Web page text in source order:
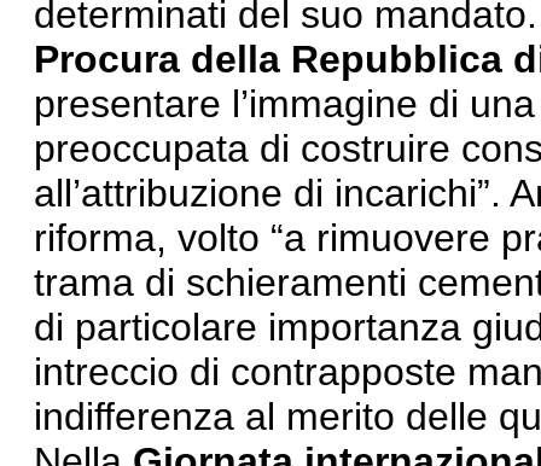
determinati del suo
Procura della Repubblica
presentare l’immagine di
preoccupata di costruire
all’attribuzione di incarichi”.
riforma, volto “a rimuovere
trama di schieramenti
di particolare importanza
intreccio di contrapposte
indifferenza al merito delle